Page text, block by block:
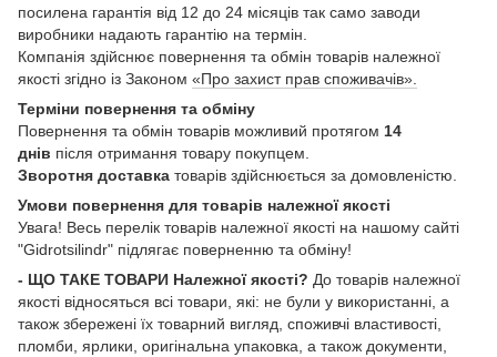
посилена гарантія від 12 до 24 місяців так само заводи
виробники надають гарантію на термін.
Компанія здійснює повернення та обмін товарів належної
якості згідно із Законом «Про захист прав споживачів».
Терміни повернення та обміну
Повернення та обмін товарів можливий протягом 14
днів після отримання товару покупцем.
Зворотня доставка товарів здійснюється за домовленістю.
Умови повернення для товарів належної якості
Увага! Весь перелік товарів належної якості на нашому сайті
"Gidrotsilindr" підлягає поверненню та обміну!
- ЩО ТАКЕ ТОВАРИ Належної якості? До товарів належної
якості відносяться всі товари, які: не були у використанні, а
також збережені їх товарний вигляд, споживчі властивості,
пломби, ярлики, оригінальна упаковка, а також документи,